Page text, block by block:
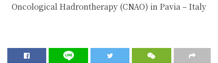
Oncological Hadrontherapy (CNAO) in Pavia – Italy